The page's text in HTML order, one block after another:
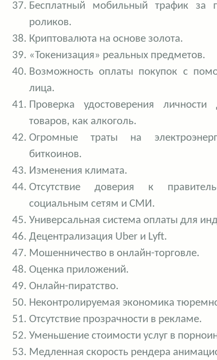
Бесплатный мобильный трафик за
роликов.
Криптовалюта на основе золота.
«Токенизация» реальных предметов.
Возможность оплаты покупок с
лица.
Проверка удостоверения
товаров, как алкоголь.
Огромные траты на
биткоинов.
Изменения климата.
Отсутствие доверия к
социальным сетям и СМИ.
Универсальная система оплаты для
Децентрализация Uber и Lyft.
Мошенничество в онлайн-торговле.
Оценка приложений.
Онлайн-пиратство.
Неконтролируемая экономика
Отсутствие прозрачности в рекламе.
Уменьшение стоимости услуг в
Медленная скорость рендера